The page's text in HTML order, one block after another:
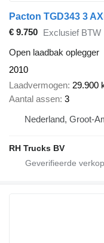
€ 9.750 Exclusief BTW
Open laadbak oplegger
2010
Laadvermogen 29.900
Aantal assen 3
Nederland, Groot-
RH Trucks BV